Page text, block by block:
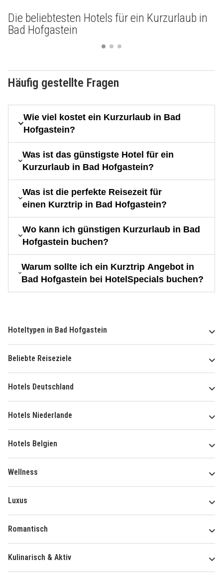
Die beliebtesten Hotels für ein Kurzurlaub in
Bad Hofgastein
Häufig gestellte Fragen
Wie viel kostet ein Kurzurlaub in Bad
Hofgastein?
Was ist das günstigste Hotel für ein
Kurzurlaub in Bad Hofgastein?
Was ist die perfekte Reisezeit für
einen Kurztrip in Bad Hofgastein?
Wo kann ich günstigen Kurzurlaub in Bad
Hofgastein buchen?
Warum sollte ich ein Kurztrip Angebot in
Bad Hofgastein bei HotelSpecials buchen?
Hoteltypen in Bad Hofgastein
Beliebte Reiseziele
Hotels Deutschland
Hotels Niederlande
Hotels Belgien
Wellness
Luxus
Romantisch
Kulinarisch & Aktiv